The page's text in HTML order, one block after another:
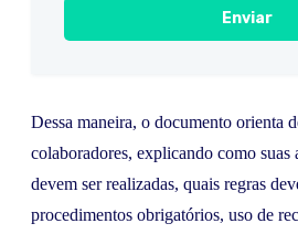
Dessa maneira, o documento orienta
colaboradores, explicando como suas
devem ser realizadas, quais regras
procedimentos obrigatórios, uso de